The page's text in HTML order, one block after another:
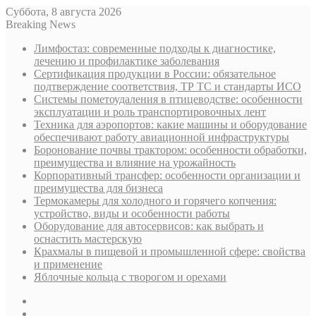
Суббота, 8 августа 2026
Breaking News
Лимфостаз: современные подходы к диагностике,
лечению и профилактике заболевания
Сертификация продукции в России: обязательное
подтверждение соответствия, ТР ТС и стандарты ИСО
Системы пометоудаления в птицеводстве: особенности
эксплуатации и роль транспортировочных лент
Техника для аэропортов: какие машины и оборудование
обеспечивают работу авиационной инфраструктуры
Боронование почвы трактором: особенности обработки,
преимущества и влияние на урожайность
Корпоративный трансфер: особенности организации и
преимущества для бизнеса
Термокамеры для холодного и горячего копчения:
устройство, виды и особенности работы
Оборудование для автосервисов: как выбрать и
оснастить мастерскую
Крахмалы в пищевой и промышленной сфере: свойства
и применение
Яблочные кольца с творогом и орехами